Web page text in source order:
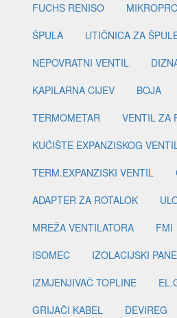
FUCHS RENISO
ŠPULA
UTIČNICA ZA
NEPOVRATNI VENTIL
KAPILARNA CIJEV
BOJA
TERMOMETAR
VENTIL ZA
KUĆIŠTE EXPANZISKOG
TERM.EXPANZISKI VENTIL
ADAPTER ZA ROTALOK
MREŽA VENTILATORA
FMI
ISOMEC
IZOLACIJSKI
IZMJENJIVAČ TOPLINE
GRIJAČI KABEL
DEVIREG